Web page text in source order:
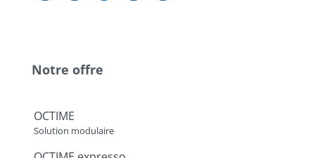
Notre offre
OCTIME
Solution modulaire